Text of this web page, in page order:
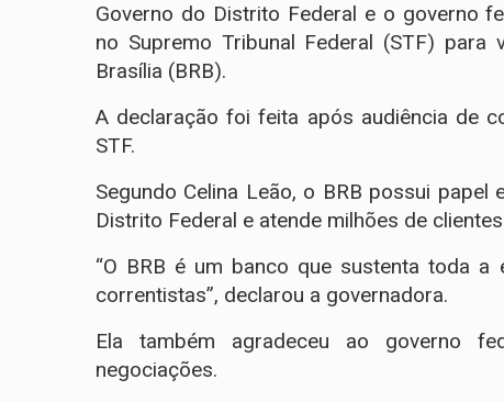
Governo do Distrito Federal e o governo
no Supremo Tribunal Federal (STF)
Brasília (BRB).
A declaração foi feita após audiência de
STF.
Segundo Celina Leão, o BRB possui
Distrito Federal e atende milhões de
“O BRB é um banco que sustenta toda
correntistas”, declarou a governadora.
Ela também agradeceu ao governo
negociações.